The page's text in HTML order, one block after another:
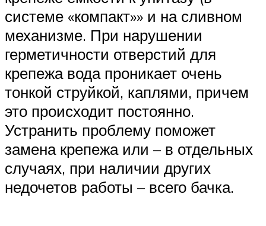
системе «компакт»» и на сливном
механизме. При нарушении
герметичности отверстий для
крепежа вода проникает очень
тонкой струйкой, каплями, причем
это происходит постоянно.
Устранить проблему поможет
замена крепежа или – в отдельных
случаях, при наличии других
недочетов работы – всего бачка.